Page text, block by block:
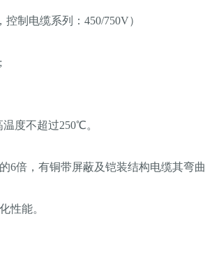
制电缆系列：450/750V）
度不超过250℃。
倍，有铜带屏蔽及铠装结构电缆其弯曲
性能。